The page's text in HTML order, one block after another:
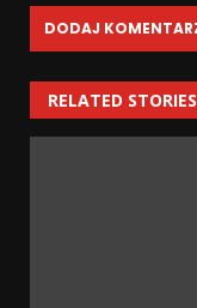
RELATED STORIES